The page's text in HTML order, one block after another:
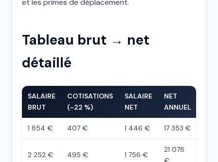
et les primes de déplacement.
Tableau brut → net
détaillé
SALAIRE
BRUT
COTISATIONS
(~22 %)
SALAIRE
NET
NET
ANNUEL
1 854 € 407 € 1 446 € 17 353 €
2 252 € 495 € 1 756 €
21 078